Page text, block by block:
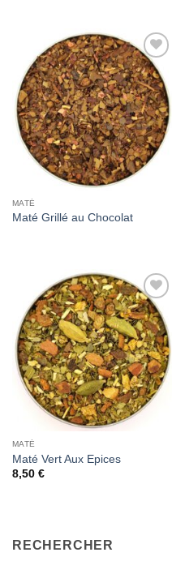
Add to
Wishlist
MATÉ
Maté Grillé au Chocolat
Add to
Wishlist
MATÉ
Maté Vert Aux Epices
8,50 €
RECHERCHER